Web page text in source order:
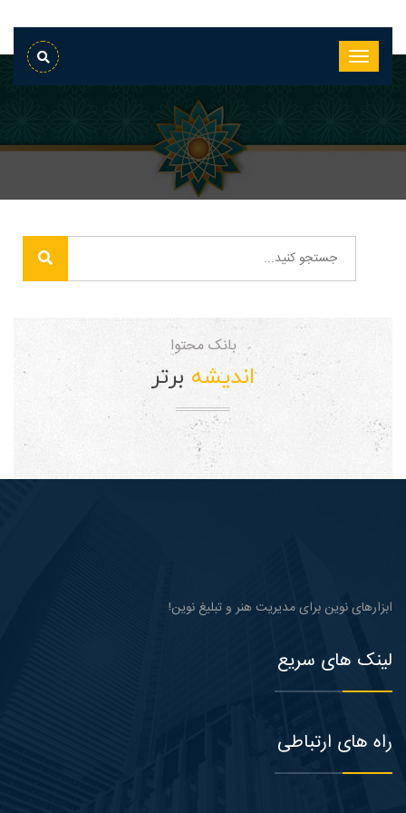
بانک محتوا
اندیشه برتر
ابزارهای نوین برای مدیریت هنر و تبلیغ نوین!
لینک های سریع
راه های ارتباطی